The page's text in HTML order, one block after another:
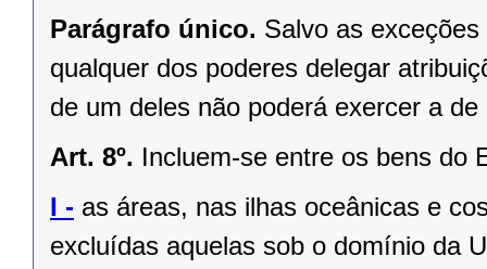
Parágrafo único. Salvo as
qualquer dos poderes delegar
de um deles não poderá exercer a de
Art. 8º. Incluem-se entre os bens do
I - as áreas, nas ilhas oceânicas e
excluídas aquelas sob o domínio da